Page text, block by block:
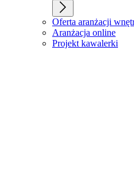
Oferta aranżacji
Aranżacja online
Projekt kawalerki